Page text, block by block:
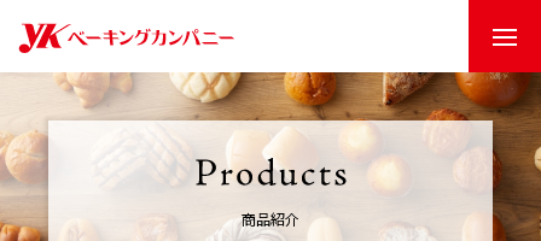
商品紹介